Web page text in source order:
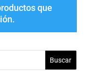
que
Buscar